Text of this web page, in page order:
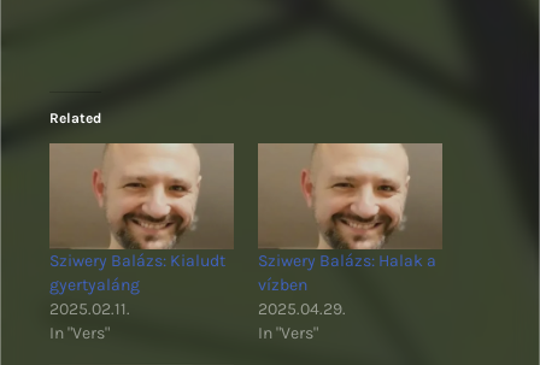
Related
Sziwery Balázs: Kialudt
gyertyaláng
2025.02.11.
In "Vers"
Sziwery Balázs: Halak a
vízben
2025.04.29.
In "Vers"